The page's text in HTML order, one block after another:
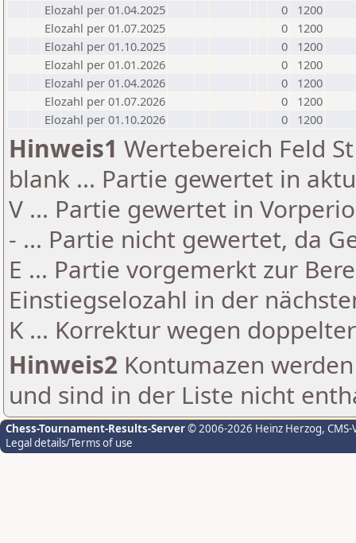
Elozahl per 01.04.2025
0
1200
Elozahl per 01.07.2025
0
1200
Elozahl per 01.10.2025
0
1200
Elozahl per 01.01.2026
0
1200
Elozahl per 01.04.2026
0
1200
Elozahl per 01.07.2026
0
1200
Elozahl per 01.10.2026
0 1200
Hinweis1 Wertebereich Feld
blank ... Partie gewertet in
V ... Partie gewertet in
- ... Partie nicht gewertet, da
E ... Partie vorgemerkt zur
Einstiegselozahl in der
K ... Korrektur wegen
Hinweis2 Kontumazen
und sind in der Liste nicht
Chess-Tournament-Results-Server© 2006-2026 Heinz Herzog,
Legal details/Terms of use